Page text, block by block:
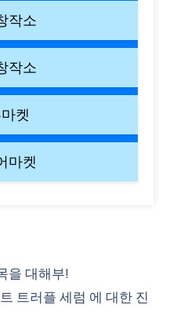
작소
작소
켓
마켓
을 대해부!
트러플 세럼 에 대한 진